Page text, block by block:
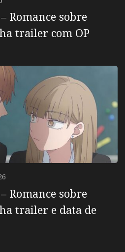
Romance sobre
trailer com OP
Romance sobre
trailer e data de